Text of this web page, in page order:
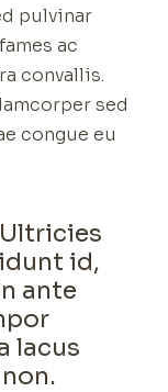
pulvinar
ac
convallis.
sed
congue eu
id,
ante
lacus